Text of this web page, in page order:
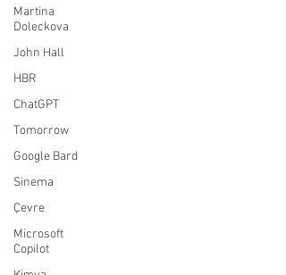
Martina
Doleckova
John Hall
HBR
ChatGPT
Tomorrow
Google Bard
Sinema
Çevre
Microsoft
Copilot